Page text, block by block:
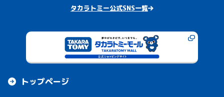
タカラトミー公式SNS一覧
トップページ